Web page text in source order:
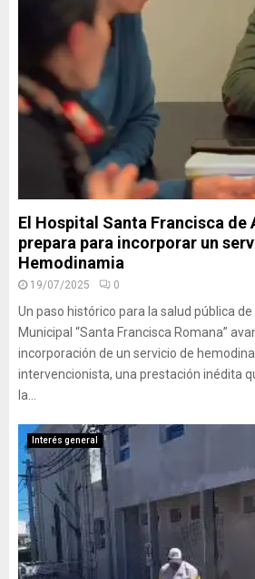
El Hospital Santa Francisca de
prepara para incorporar un
Hemodinamia
19/07/2025 0
Un paso histórico para la salud pública
Municipal “Santa Francisca Romana”
incorporación de un servicio de
intervencionista, una prestación inédita
la...
Interés general